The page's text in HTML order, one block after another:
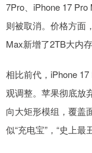
7Pro、iPhone 17
则被取消。价格方面
Max新增了2TB大内
相比前代，iPhone
观调整。苹果彻底放
向大矩形模组，覆盖
似“充电宝”，“史上最